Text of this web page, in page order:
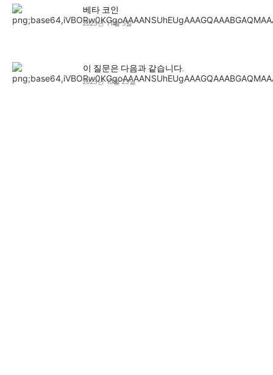
베타 코인
2023년 11월 5일
이 질문은 다음과 같습니다.
2023년 10월 23일